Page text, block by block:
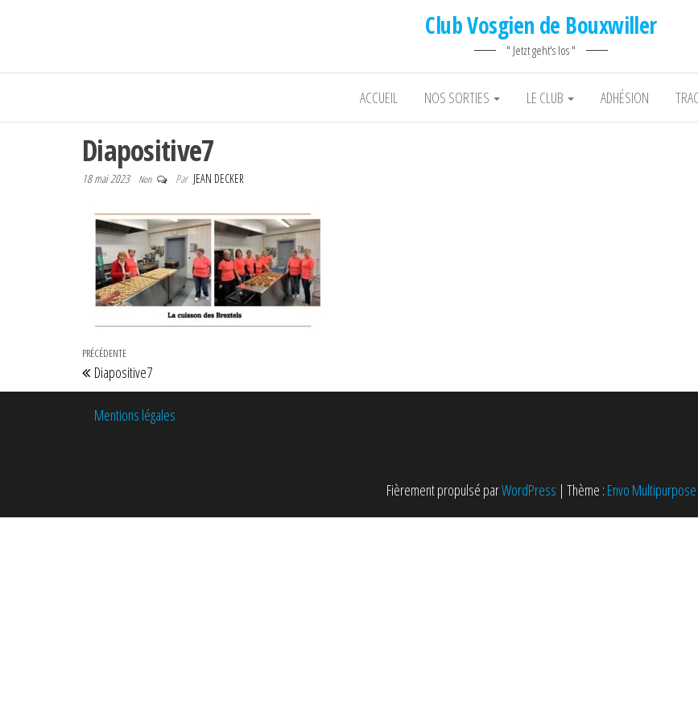
Club Vosgien de Bouxwiller
" Jetzt geht's los "
ACCUEIL NOS SORTIES LE CLUB ADHÉSION
Diapositive7
18 mai 2023 Non Par JEAN DECKER
Navigation de l’article
Article précédent
PRÉCÉDENTE
Diapositive7
Mentions légales
Fièrement propulsé parWordPress | Thème : Envo Multipurpose